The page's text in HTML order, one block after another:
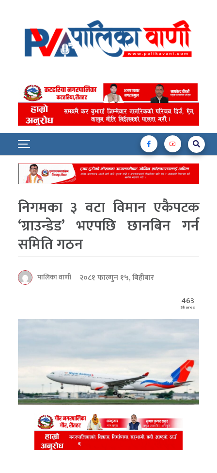
निगमका ३ वटा विमान एकैपटक
‘ग्राउन्डेड’ भएपछि छानबिन गर्न
समिति गठन
पालिका वाणी
२०८१ फाल्गुन १५, बिहीबार
463
Shares